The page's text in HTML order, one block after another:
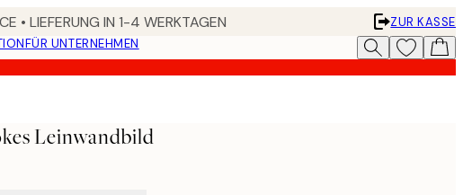
• LIEFERUNG IN 1-4 WERKTAGEN
ZUR KASSE
FÜR UNTERNEHMEN
Leinwandbild